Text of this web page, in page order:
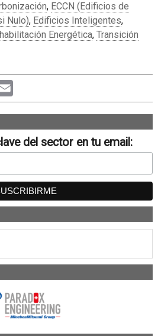
, ECCN (Edificios de
Nulo), Edificios Inteligentes,
Energética, Transición
del sector en tu email: